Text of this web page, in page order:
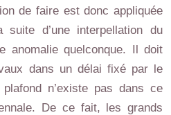
de faire est donc appliquée
d’une interpellation du
anomalie quelconque. Il doit
dans un délai fixé par le
n’existe pas dans ce
De ce fait, les grands